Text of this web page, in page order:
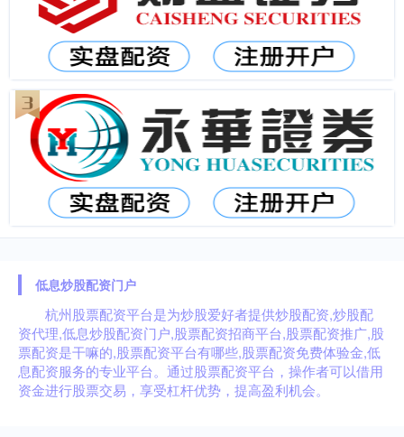
低息炒股配资门户
杭州股票配资平台是为炒股爱好者提供炒股配资,炒股配
资代理,低息炒股配资门户,股票配资招商平台,股票配资推广,股
票配资是干嘛的,股票配资平台有哪些,股票配资免费体验金,低
息配资服务的专业平台。通过股票配资平台，操作者可以借用
资金进行股票交易，享受杠杆优势，提高盈利机会。